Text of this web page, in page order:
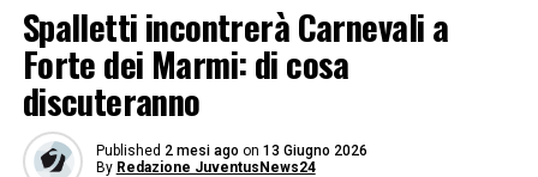
Spalletti incontrerà Carnevali a
Forte dei Marmi: di cosa
discuteranno
Published 2 mesi ago on 13 Giugno 2026
By Redazione JuventusNews24